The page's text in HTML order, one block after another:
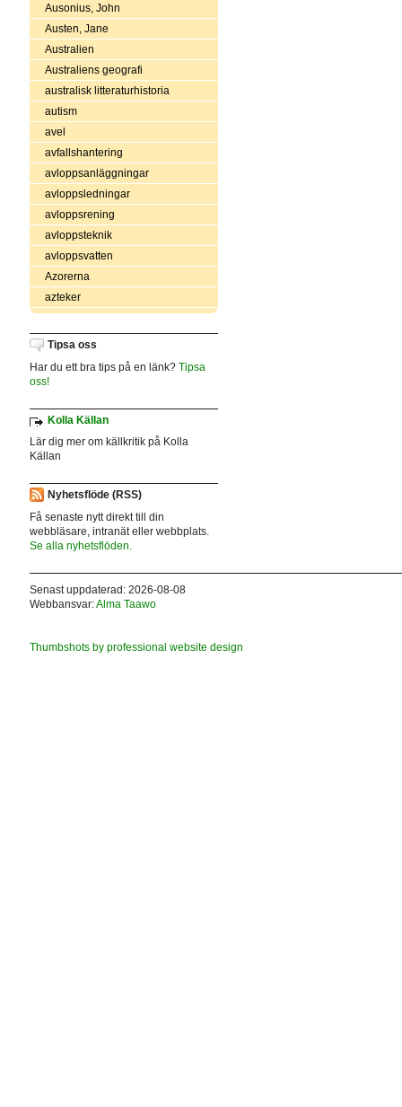
Ausonius, John
Austen, Jane
Australien
Australiens geografi
australisk litteraturhistoria
autism
avel
avfallshantering
avloppsanläggningar
avloppsledningar
avloppsrening
avloppsteknik
avloppsvatten
Azorerna
azteker
Tipsa oss
Har du ett bra tips på en länk? Tipsa
oss!
Kolla Källan
Lär dig mer om källkritik på Kolla
Källan
Nyhetsflöde (RSS)
Få senaste nytt direkt till din
webbläsare, intranät eller webbplats.
Se alla nyhetsflöden.
Senast uppdaterad: 2026-08-08
Webbansvar:Alma Taawo
Thumbshots by professional website design